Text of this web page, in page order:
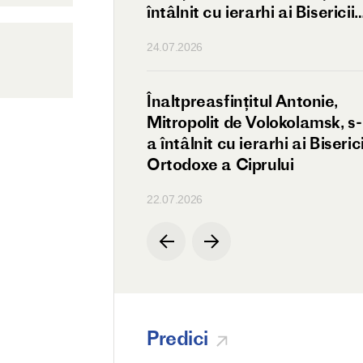
întâlnit cu ierarhi ai Bisericii
24.07.2026
Înaltpreasfințitul Antonie,
Mitropolit de Volokolamsk, s-
a întâlnit cu ierarhi ai
Ortodoxe a Ciprului
22.07.2026
Predici